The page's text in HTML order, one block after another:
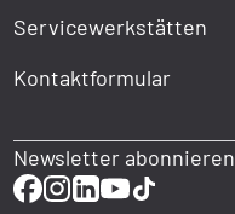
Servicewerkstätten
Kontaktformular
Newsletter abonnieren